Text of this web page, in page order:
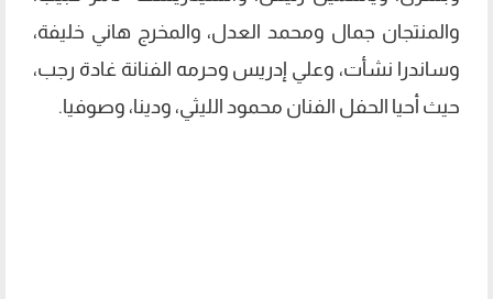
والمنتجان جمال ومحمد العدل، والمخرج هاني خليفة،
وساندرا نشأت، وعلي إدريس وحرمه الفنانة غادة رجب،
حيث أحيا الحفل الفنان محمود الليثي، ودينا، وصوفيا.